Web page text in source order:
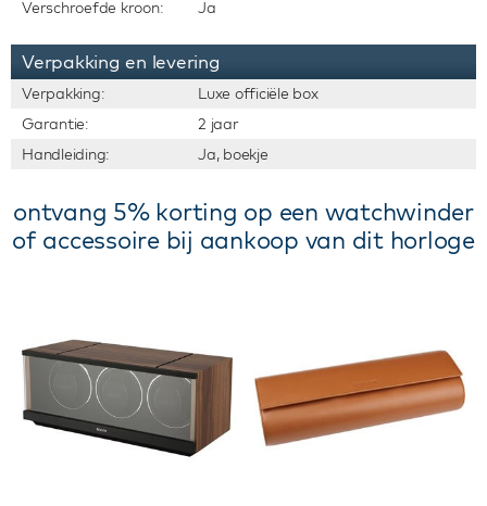
Verschroefde kroon:
Ja
Verpakking en levering
Verpakking:
Luxe officiële box
Garantie:
2 jaar
Handleiding:
Ja, boekje
ontvang 5% korting op een watchwinder
of accessoire bij aankoop van dit horloge